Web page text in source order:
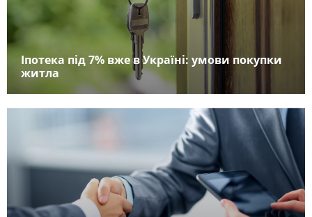
Іпотека під 7% вже в Україні: умови покупки
житла